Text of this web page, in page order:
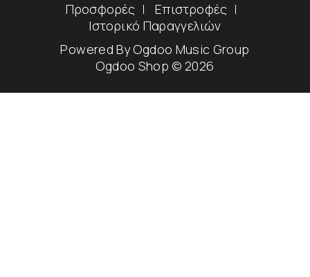
Προσφορές
Επιστροφές
Ιστορικό Παραγγελιών
Powered ByOgdoo Music Group
Ogdoo Shop © 2026